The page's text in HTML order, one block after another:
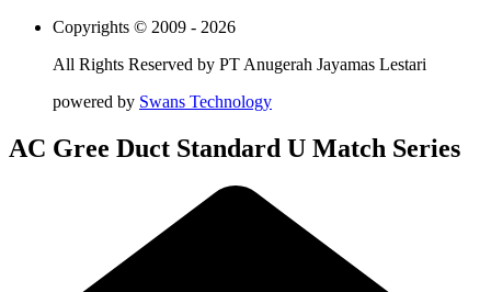
Copyrights © 2009 - 2026
All Rights Reserved by PT Anugerah Jayamas Lestari
powered by Swans Technology
AC Gree Duct Standard U Match Series